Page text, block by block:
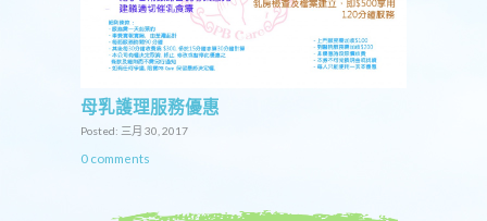
母乳護理服務優惠
Posted: 三月 30, 2017
0 comments